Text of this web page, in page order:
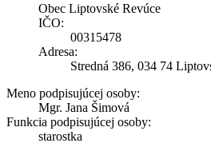
Obec Liptovské Revúce
IČO:
00315478
Adresa:
Stredná 386, 034 74
Meno podpisujúcej osoby:
Mgr. Jana Šimová
Funkcia podpisujúcej osoby:
starostka